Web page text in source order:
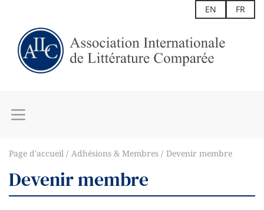
EN FR
Page d'accueil Adhésions & Membres Devenir membre
Devenir membre